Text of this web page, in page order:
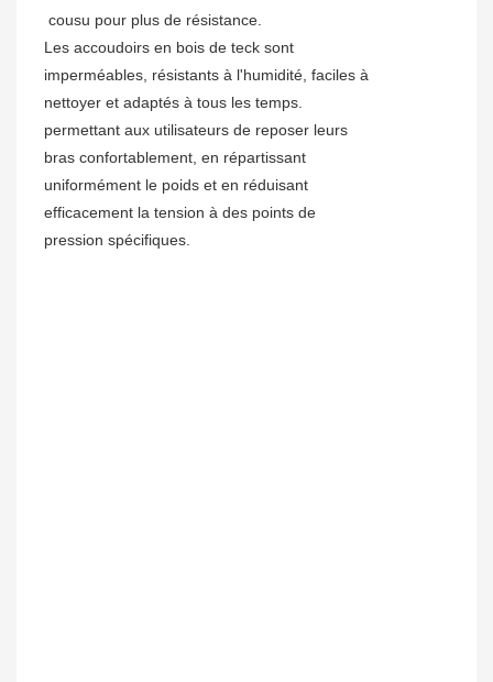
cousu pour plus de résistance.
Les accoudoirs en bois de teck sont
imperméables, résistants à l'humidité, faciles à
nettoyer et adaptés à tous les temps.
permettant aux utilisateurs de reposer leurs
bras confortablement, en répartissant
uniformément le poids et en réduisant
efficacement la tension à des points de
pression spécifiques.